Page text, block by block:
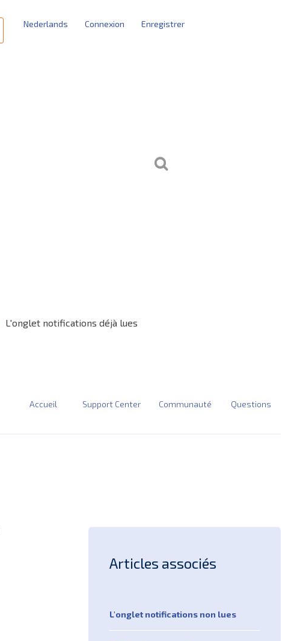
Nederlands Connexion Enregistrer
L'onglet notifications déjà lues
Accueil Support Center Communauté Questions
Articles associés
L'onglet notifications non lues